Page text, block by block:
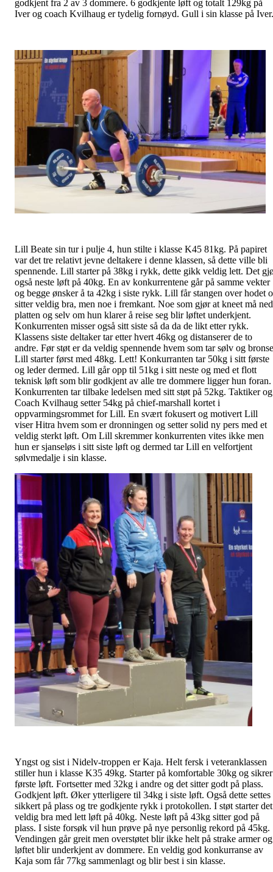
godkjent fra 2 av 3 dommere. 6 godkjente løft og totalt 129kg på
Iver og coach Kvilhaug er tydelig fornøyd. Gull i sin klasse på Iver.
Lill Beate sin tur i pulje 4, hun stilte i klasse K45 81kg. På papiret
var det tre relativt jevne deltakere i denne klassen, så dette ville bli
spennende. Lill starter på 38kg i rykk, dette gikk veldig lett. Det
også neste løft på 40kg. En av konkurrentene går på samme vekter
og begge ønsker å ta 42kg i siste rykk. Lill får stangen over hodet
sitter veldig bra, men noe i fremkant. Noe som gjør at kneet må
platten og selv om hun klarer å reise seg blir løftet underkjent.
Konkurrenten misser også sitt siste så da da de likt etter rykk.
Klassens siste deltaker tar etter hvert 46kg og distanserer de to
andre. Før støt er da veldig spennende hvem som tar sølv og
Lill starter først med 48kg. Lett! Konkurranten tar 50kg i sitt første
og leder dermed. Lill går opp til 51kg i sitt neste og med et flott
teknisk løft som blir godkjent av alle tre dommere ligger hun foran.
Konkurrenten tar tilbake ledelsen med sitt støt på 52kg. Taktiker og
Coach Kvilhaug setter 54kg på chief-marshall kortet i
oppvarmingsrommet for Lill. En svært fokusert og motivert Lill
viser Hitra hvem som er dronningen og setter solid ny pers med et
veldig sterkt løft. Om Lill skremmer konkurrenten vites ikke men
hun er sjanseløs i sitt siste løft og dermed tar Lill en velfortjent
sølvmedalje i sin klasse.
Yngst og sist i Nidelv-troppen er Kaja. Helt fersk i veteranklassen
stiller hun i klasse K35 49kg. Starter på komfortable 30kg og sikrer
første løft. Fortsetter med 32kg i andre og det sitter godt på plass.
Godkjent løft. Øker ytterligere til 34kg i siste løft. Også dette settes
sikkert på plass og tre godkjente rykk i protokollen. I støt starter det
veldig bra med lett løft på 40kg. Neste løft på 43kg sitter god på
plass. I siste forsøk vil hun prøve på nye personlig rekord på 45kg.
Vendingen går greit men overstøtet blir ikke helt på strake armer og
løftet blir underkjent av dommere. En veldig god konkurranse av
Kaja som får 77kg sammenlagt og blir best i sin klasse.